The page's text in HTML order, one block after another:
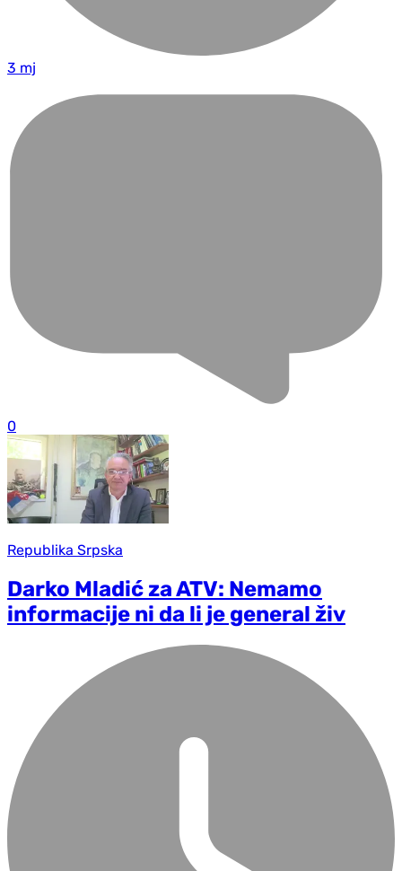
3 mj
0
Republika Srpska
Darko Mladić za ATV: Nemamo
informacije ni da li je general živ